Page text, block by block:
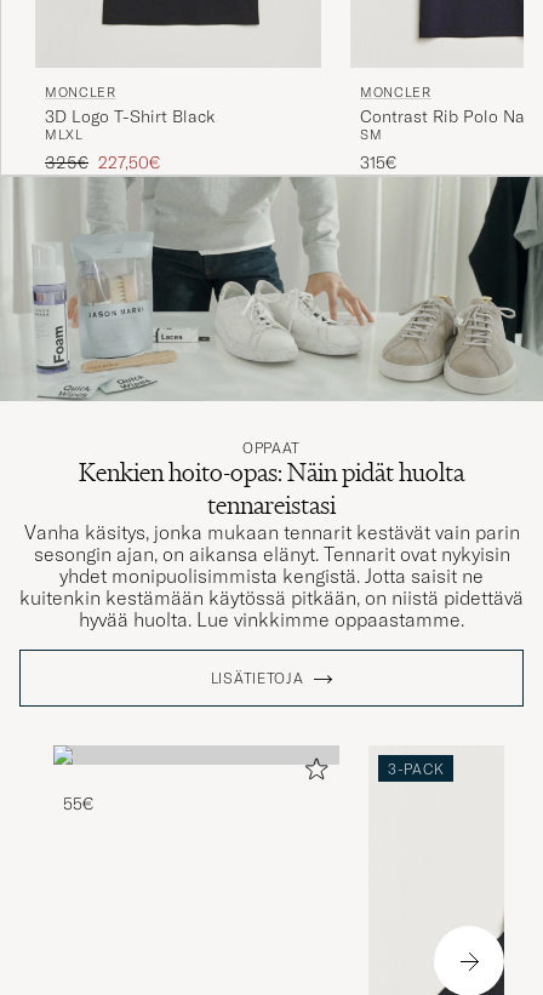
MONCLER
3D Logo T-Shirt Black
M LXL
Tavallinen hinta
325€ Alennettu hinta
227,50€
MONCLER
Contrast Rib Polo Navy
SM
315€
OPPAAT
Kenkien hoito-opas: Näin pidät huolta
tennareistasi
Vanha käsitys, jonka mukaan tennarit kestävät vain parin
sesongin ajan, on aikansa elänyt. Tennarit ovat nykyisin
yhdet monipuolisimmista kengistä. Jotta saisit ne
kuitenkin kestämään käytössä pitkään, on niistä pidettävä
hyvää huolta. Lue vinkkimme oppaastamme.
LISÄTIETOJA
55€
3-PACK